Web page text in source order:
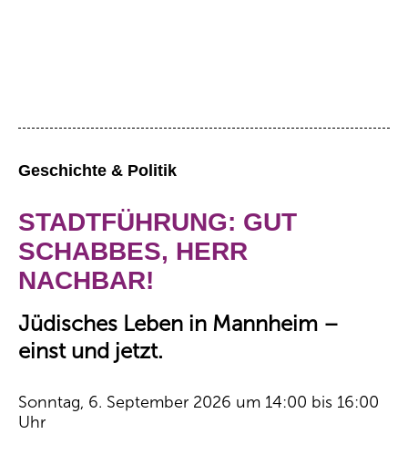
Geschichte & Politik
STADTFÜHRUNG: GUT
SCHABBES, HERR
NACHBAR!
Jüdisches Leben in Mannheim –
einst und jetzt.
Sonntag, 6. September 2026 um 14:00 bis 16:00
Uhr